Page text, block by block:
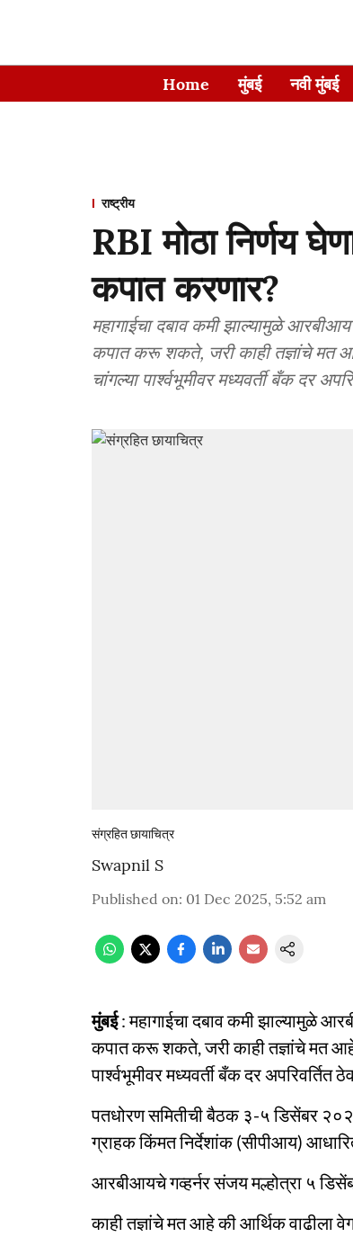
Home मुंबई नवी मुंबई
राष्ट्रीय
RBI मोठा निर्णय
कपात करणार?
महागाईचा दबाव कमी झाल्यामुळे
कपात करू शकते, जरी काही तज्ञांचे मत आहे
चांगल्या पार्श्वभूमीवर मध्यवर्ती बँक दर
संग्रहित छायाचित्र
Swapnil S
Published on: 01 Dec 2025, 5:52 am
मुंबई: महागाईचा दबाव कमी झाल्यामुळे
कपात करू शकते, जरी काही तज्ञांचे मत आहे
पार्श्वभूमीवर मध्यवर्ती बँक दर अपरिवर्तित
पतधोरण समितीची बैठक ३-५ डिसेंबर
ग्राहक किंमत निर्देशांक (सीपीआय)
आरबीआयचे गव्हर्नर संजय मल्होत्रा ​​५
काही तज्ञांचे मत आहे की आर्थिक वाढीला